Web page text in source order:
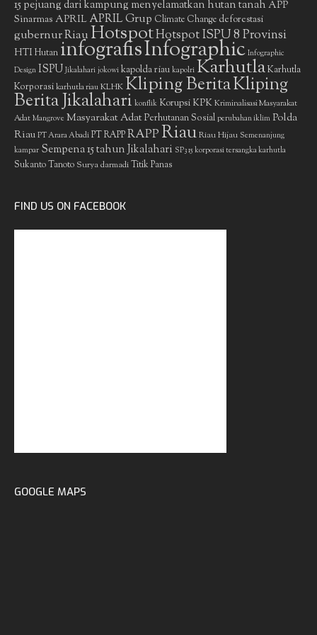
15 pejuang dari kampung menyelamatkan hutan tanah APP
Sinarmas APRIL APRIL Grup Climate Change deforestasi
gubernur RiauHotspotHotspot ISPU 8 Provinsi
HTIHutan infografisInfographic Infographic
Design ISPU Jikalahari jokowi kapolda riau kapolri KarhutlaKarhutla
Korporasikarhutla riauKLHKKliping BeritaKliping
Berita Jikalahari konflik Korupsi KPKKriminalisasi Masyarakat
Adat Mangrove Masyarakat AdatPerhutanan Sosial perubahan iklim Polda
Riau PT Arara Abadi PT RAPPRAPPRiauRiau Hijau Semenanjung
kampar Sempena 15 tahun Jikalahari SP3 15 korporasi tersangka karhutla
Sukanto Tanoto Surya darmadiTitik Panas
FIND US ON FACEBOOK
GOOGLE MAPS